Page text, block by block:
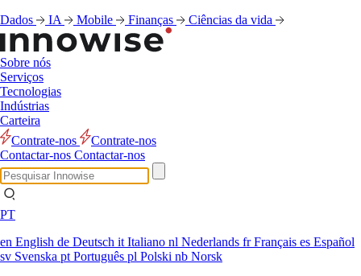
Dados
IA Mobile Finanças Ciências da vida
Sobre nós
Serviços
Tecnologias
Indústrias
Carteira
Contrate-nos
Contrate-nos
Contactar-nos Contactar-nos
PT
en English de Deutsch it Italiano nl Nederlands frFrançais es Español
sv Svenska pt Português pl Polski nb Norsk